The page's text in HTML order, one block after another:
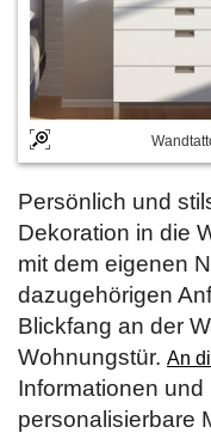
Persönlich und
Dekoration in die
mit dem eigenen
dazugehörigen
Blickfang an der
Wohnungstür. An
Informationen
personalisierbare